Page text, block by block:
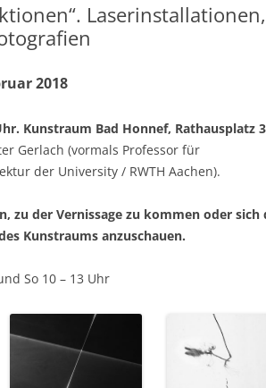
Laserinstallationen,
2018
Kunstraum Bad Honnef, Rathausplatz
Gerlach (vormals Professor für
der University / RWTH Aachen).
zu der Vernissage zu kommen oder sich
Kunstraums anzuschauen.
So 10 – 13 Uhr